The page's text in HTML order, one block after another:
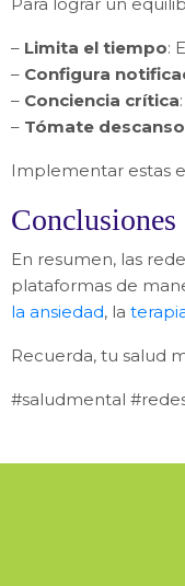
– Limita el tiempo:
– Configura
– Conciencia crítica
– Tómate
Implementar estas
Conclusiones
En resumen, las
plataformas de
la ansiedad, la
Recuerda, tu salud
#saludmental